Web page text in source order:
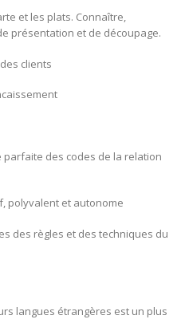
et les plats. Connaître,
présentation et de découpage.
clients
des codes de la relation
et autonome
règles et des techniques du
langues étrangères est un plus